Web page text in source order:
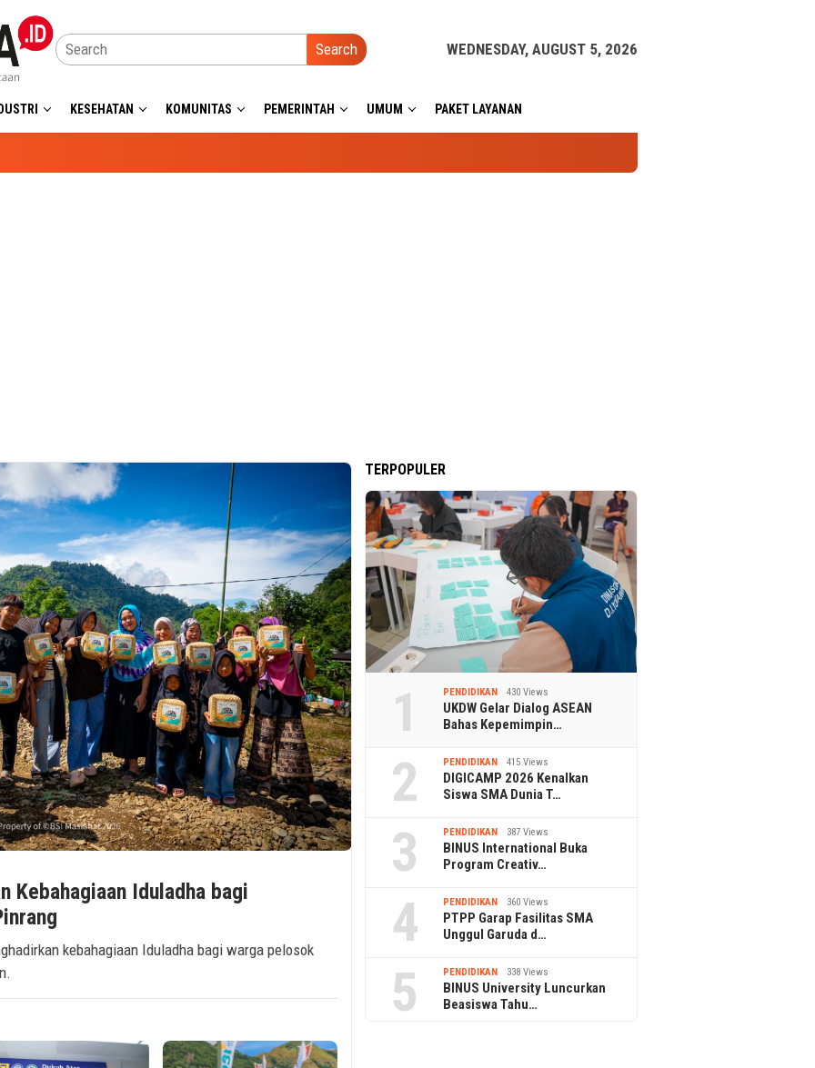
Search WEDNESDAY, AUGUST 5, 2026
KESEHATAN KOMUNITAS PEMERINTAH UMUM PAKET LAYANAN
Kebahagiaan Iduladha bagi
kebahagiaan Iduladha bagi warga pelosok
TERPOPULER
1 PENDIDIKAN 430 Views
UKDW Gelar Dialog ASEAN
Bahas Kepemimpin…
2 PENDIDIKAN 415 Views
DIGICAMP 2026 Kenalkan
Siswa SMA Dunia T…
3 PENDIDIKAN 387 Views
BINUS International Buka
Program Creativ…
4 PENDIDIKAN 360 Views
PTPP Garap Fasilitas SMA
Unggul Garuda d…
5 PENDIDIKAN 338 Views
BINUS University Luncurkan
Beasiswa Tahu…